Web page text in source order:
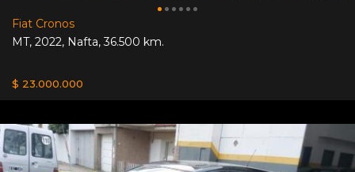
Fiat Cronos
MT, 2022, Nafta,36.500 km.
$ 23.000.000